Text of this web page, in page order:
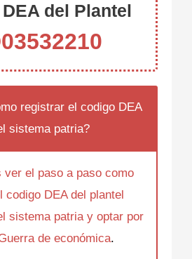
del Plantel
registrar el codigo DEA
sistema patria?
ver el paso a paso como
codigo DEA del plantel
sistema patria y optar por
de económica.